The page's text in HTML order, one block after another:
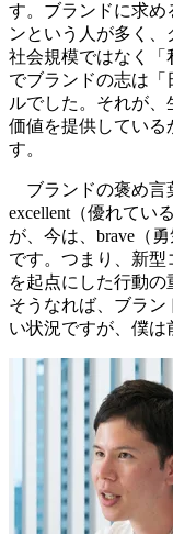
す。ブランドに求め
ンという人が多く、
社会規模ではなく「
でブランドの志は
ルでした。それが
価値を提供している
す。
ブランドの褒め言
excellent（優れてい
が、今は、brave（
です。つまり、新
を起点にした行動の
そうなれば、ブラン
い状況ですが、僕は